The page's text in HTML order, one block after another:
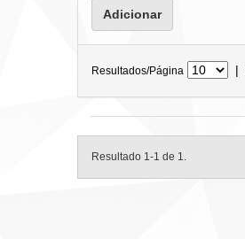
Resultados/Página |
Resultado 1-1 de 1.